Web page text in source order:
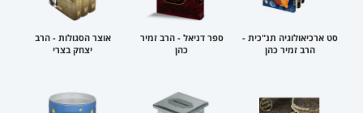
סט ארכיאולוגיה תנ"כית -
הרב זמיר כהן
ספר דניאל - הרב זמיר
כהן
אוצר הסגולות - הרב
יצחק בצרי